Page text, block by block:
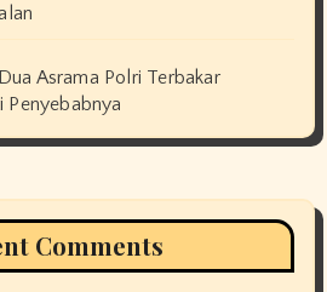
Asrama Polri Terbakar
Penyebabnya
Comments